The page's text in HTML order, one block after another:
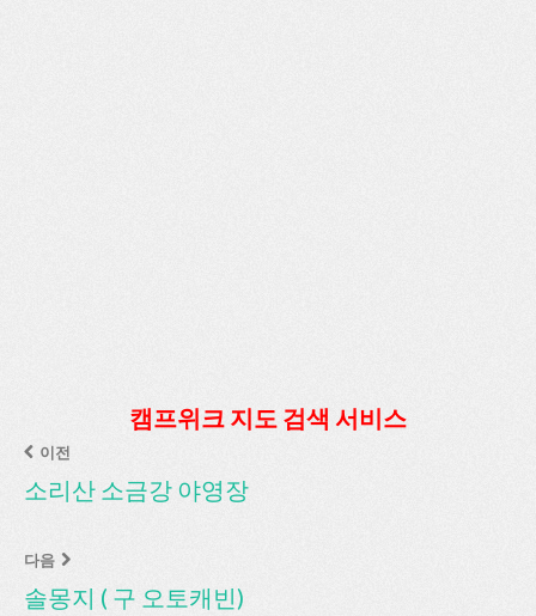
캠프위크 지도 검색 서비스
이전
소리산 소금강 야영장
다음
솔몽지 ( 구 오토캐빈)